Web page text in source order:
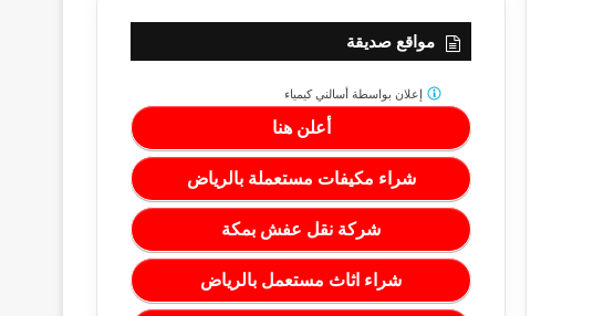
مواقع صديقة
أعلن هنا
شراء مكيفات مستعملة بالرياض
شركة نقل عفش بمكة
شراء اثاث مستعمل بالرياض
إعلان بواسطةأسالني كيمياء